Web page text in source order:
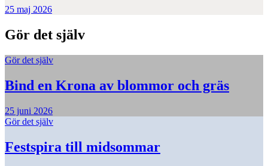
25 maj 2026
Gör det själv
Gör det själv
Bind en Krona av blommor och gräs
25 juni 2026
Gör det själv
Festspira till midsommar